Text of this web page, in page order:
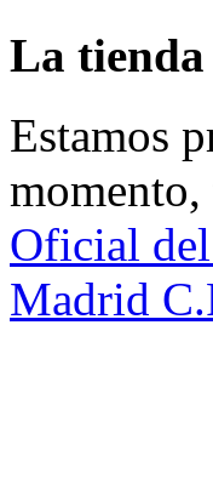
La tienda
Estamos
Oficial
Madrid